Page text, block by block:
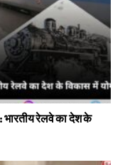
रेलवे का देश के